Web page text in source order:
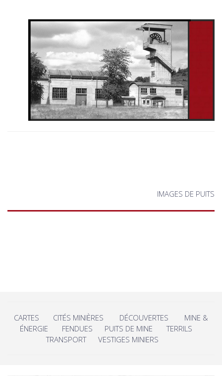
IMAGES DE PUITS
CARTES CITÉS MINIÈRES DÉCOUVERTES
MINE &
ÉNERGIE
FENDUES PUITS DE MINE
TERRILS
TRANSPORT
VESTIGES MINIERS